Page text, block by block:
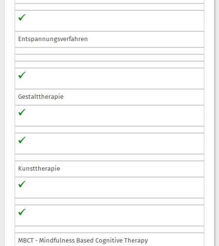
Entspannungsverfahren
Gestalttherapie
Kunsttherapie
MBCT - Mindfulness Based Cognitive Therapy